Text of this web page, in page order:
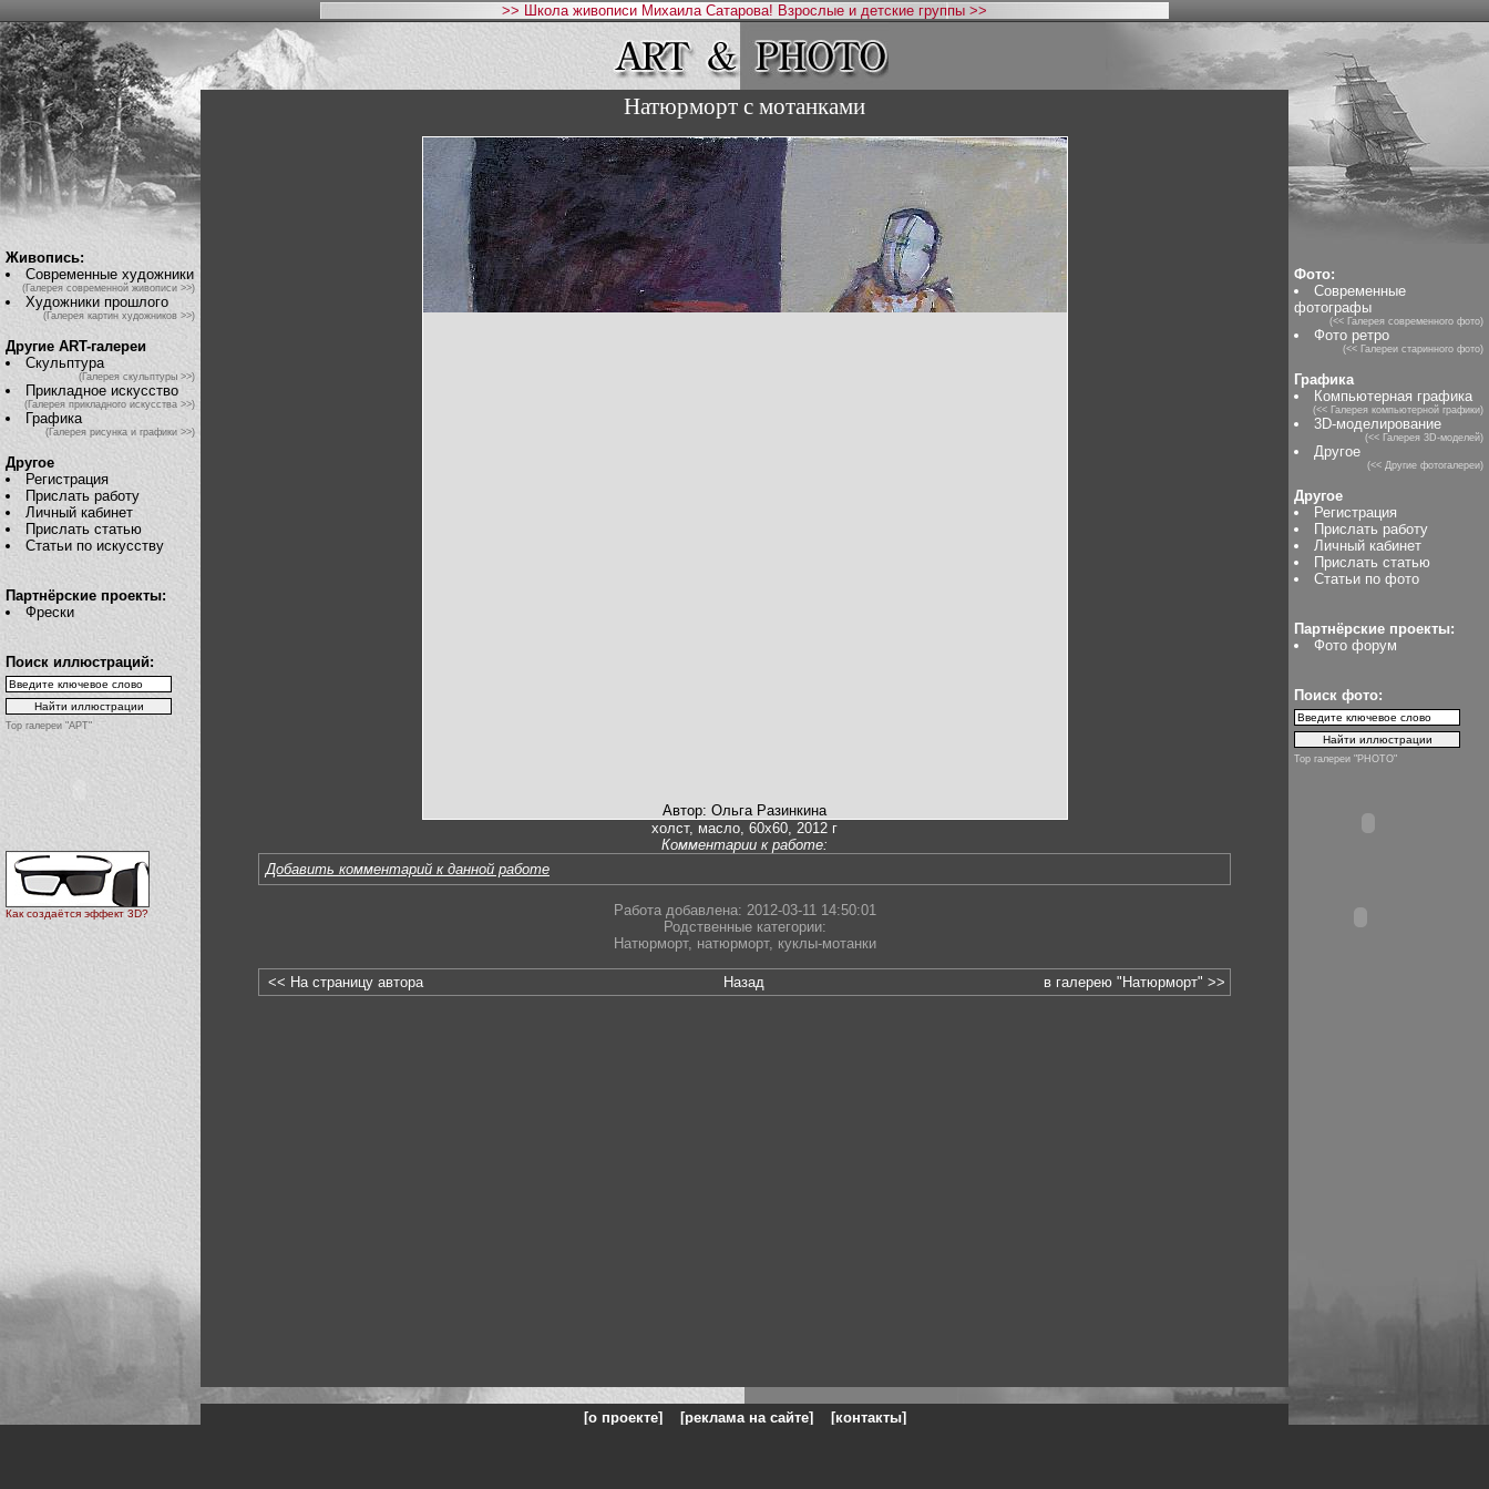
>> Школа живописи Михаила Сатарова! Взрослые и детские группы >>
Живопись:
Современные художники
(Галерея современной живописи >>)
Художники прошлого
(Галерея картин художников >>)
Другие ART-галереи
Скульптура
(Галерея скульптуры >>)
Прикладное искусство
(Галерея прикладного искусства >>)
Графика
(Галерея рисунка и графики >>)
Другое
Регистрация
Прислать работу
Личный кабинет
Прислать статью
Статьи по искусству
Партнёрские проекты:
Фрески
Поиск иллюстраций:
Top галереи "АРТ"
Как создаётся эффект 3D?
Натюрморт с мотанками
Автор: Ольга Разинкина
холст, масло, 60х60, 2012 г
Комментарии к работе:
Добавить комментарий к данной работе
Работа добавлена: 2012-03-11 14:50:01
Родственные категории:
Натюрморт, натюрморт, куклы-мотанки
<< На страницу автора Назад в галерею "Натюрморт" >>
Фото:
Современные
фотографы
(<< Галерея современного фото)
Фото ретро
(<< Галереи старинного фото)
Графика
Компьютерная графика
(<< Галерея компьютерной графики)
3D-моделирование
(<< Галерея 3D-моделей)
Другое
(<< Другие фотогалереи)
Другое
Регистрация
Прислать работу
Личный кабинет
Прислать статью
Статьи по фото
Партнёрские проекты:
Фото форум
Поиск фото:
Top галереи "PHOTO"
[о проекте] [реклама на сайте] [контакты]